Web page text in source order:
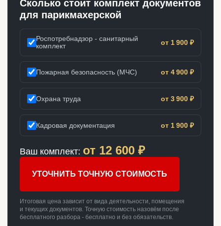
Сколько стоит комплект документов
для парикмахерской
Роспотребнадзор - санитарный
комплект
от 1 900 ₽
Пожарная безопасность (МЧС) от 4 900 ₽
Охрана труда от 3 900 ₽
Кадровая документация от 1 900 ₽
Ваш комплект: от 12 600 ₽
УТОЧНИТЬ ТОЧНУЮ СТОИМОСТЬ
Итоговая цена зависит от вида деятельности, помещения
и текущих документов. Точную стоимость назовём после
бесплатного разбора - бесплатно и без обязательств.